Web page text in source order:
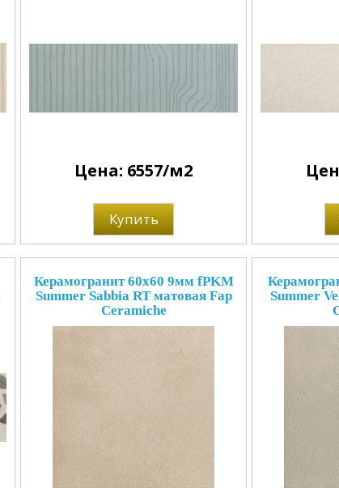
Цена: 6557/м2
Купить
Керамогранит 60x60 9мм fPKM
Summer Sabbia RT матовая Fap
Ceramiche
Summer